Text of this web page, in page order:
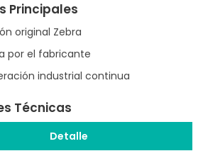
Principales
original Zebra
por el fabricante
industrial continua
Técnicas
Detalle